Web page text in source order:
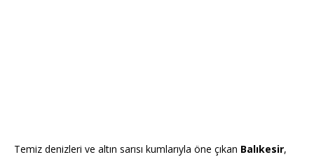
Temiz denizleri ve altın sarısı kumlarıyla öne çıkan Balıkesir,